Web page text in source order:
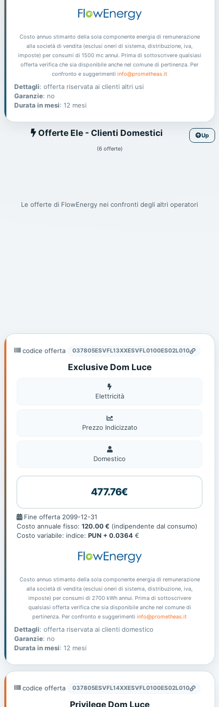
Costo annuo stimanto della sola componente energia di remunerazione
alla società di vendita (esclusi oneri di sistema, distribuzione, iva,
imposte) per consumi di 1500 mc annui. Prima di sottoscrivere qualsiasi
offerta verifica che sia disponibile anche nel comune di pertinenza. Per
confronto e suggerimenti info@prometheas.it
Dettagli: offerta riservata ai clienti altri usi
Garanzie: no
Durata in mesi: 12 mesi
Ele
Offerte Ele - Clienti Domestici
Up
(6 offerte)
Le offerte di FlowEnergy nei confronti degli altri operatori
codice offerta 037805ESVFL13XXESVFL0100ES02L010
Exclusive Dom Luce
Elettricità
Elettricità
Prezzo Indicizzato
Domestico
Domestico
477.76€
Fine
offerta
Fine offerta 2099-12-31
Costo annuale fisso: 120.00 € (indipendente dal consumo)
Costo variabile: indice: PUN + 0.0364 €
Costo annuo stimanto della sola componente energia di remunerazione
alla società di vendita (esclusi oneri di sistema, distribuzione, iva,
imposte) per consumi di 2700 kWh annui. Prima di sottoscrivere
qualsiasi offerta verifica che sia disponibile anche nel comune di
pertinenza. Per confronto e suggerimenti info@prometheas.it
Dettagli: offerta riservata ai clienti domestico
Garanzie: no
Durata in mesi: 12 mesi
codice offerta 037805ESVFL14XXESVFL0100ES02L010
Privilege Dom Luce